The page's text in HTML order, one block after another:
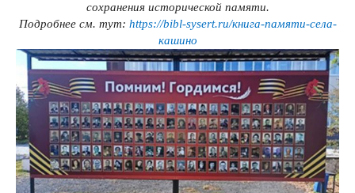
сохранения исторической памяти.
Подробнее см. тут: https://bibl-sysert.ru/книга-памяти-села-
кашино